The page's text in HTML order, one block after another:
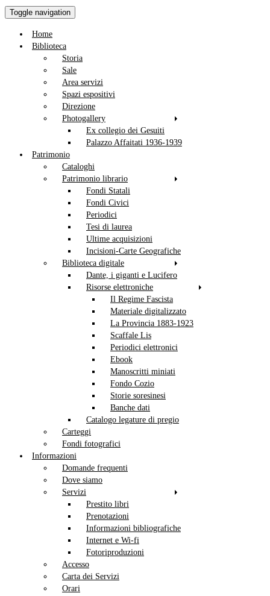
Toggle navigation
Home
Biblioteca
Storia
Sale
Area servizi
Spazi espositivi
Direzione
Photogallery
Ex collegio dei Gesuiti
Palazzo Affaitati 1936-1939
Patrimonio
Cataloghi
Patrimonio librario
Fondi Statali
Fondi Civici
Periodici
Tesi di laurea
Ultime acquisizioni
Incisioni-Carte Geografiche
Biblioteca digitale
Dante, i giganti e Lucifero
Risorse elettroniche
Il Regime Fascista
Materiale digitalizzato
La Provincia 1883-1923
Scaffale Lis
Periodici elettronici
Ebook
Manoscritti miniati
Fondo Cozio
Storie soresinesi
Banche dati
Catalogo legature di pregio
Carteggi
Fondi fotografici
Informazioni
Domande frequenti
Dove siamo
Servizi
Prestito libri
Prenotazioni
Informazioni bibliografiche
Internet e Wi-fi
Fotoriproduzioni
Accesso
Carta dei Servizi
Orari